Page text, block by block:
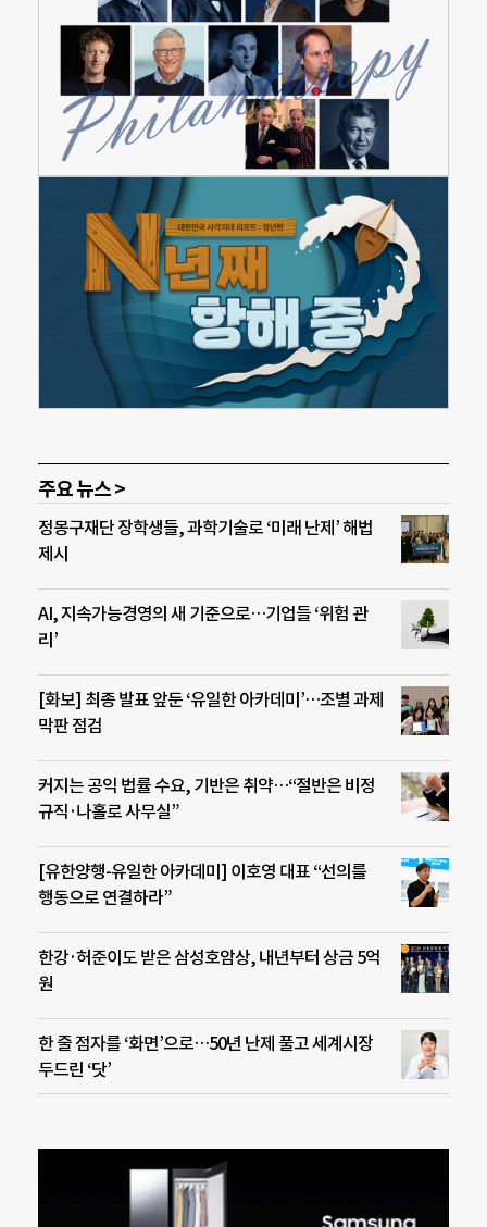
주요 뉴스 >
정몽구재단 장학생들, 과학기술로 ‘미래 난제’ 해법
제시
AI, 지속가능경영의 새 기준으로…기업들 ‘위험 관
리’
[화보] 최종 발표 앞둔 ‘유일한 아카데미’…조별 과제
막판 점검
커지는 공익 법률 수요, 기반은 취약…“절반은 비정
규직·나홀로 사무실”
[유한양행-유일한 아카데미] 이호영 대표 “선의를
행동으로 연결하라”
한강·허준이도 받은 삼성호암상, 내년부터 상금 5억
원
한 줄 점자를 ‘화면’으로…50년 난제 풀고 세계시장
두드린 ‘닷’